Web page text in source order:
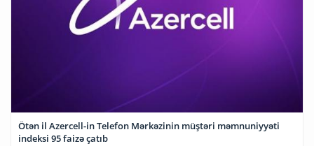
Ötən il Azercell-in Telefon Mərkəzinin müştəri məmnuniyyəti
indeksi 95 faizə çatıb